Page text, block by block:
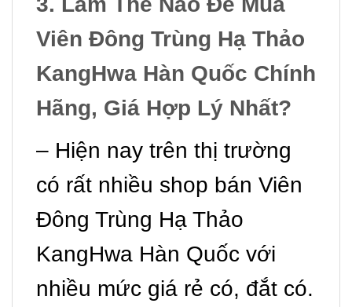
Viên Đông Trùng Hạ Thảo
KangHwa Hàn Quốc Chính
Hãng, Giá Hợp Lý Nhất?
– Hiện nay trên thị trường
có rất nhiều shop bán Viên
Đông Trùng Hạ Thảo
KangHwa Hàn Quốc với
nhiều mức giá rẻ có, đắt có.